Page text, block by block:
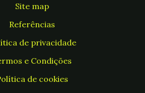
Site map
Referências
de privacidade
e Condições
de cookies